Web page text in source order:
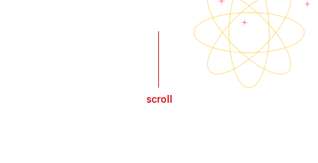
scroll